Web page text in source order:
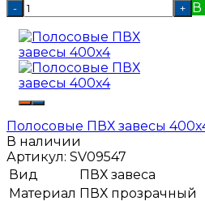
- + В
Полосовые ПВХ завесы
В наличии
Артикул: SV09547
Вид
ПВХ завеса
Материал ПВХ прозрачный